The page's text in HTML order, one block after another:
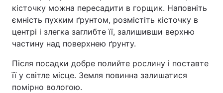
кісточку можна пересадити в горщик. Наповніть
ємність пухким ґрунтом, розмістіть кісточку в
центрі і злегка заглибте її, залишивши верхню
частину над поверхнею ґрунту.
Після посадки добре полийте рослину і поставте
її у світле місце. Земля повинна залишатися
помірно вологою.